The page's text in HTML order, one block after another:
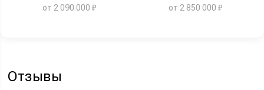
от 2 090 000 ₽ от 2 850 000 ₽
Отзывы